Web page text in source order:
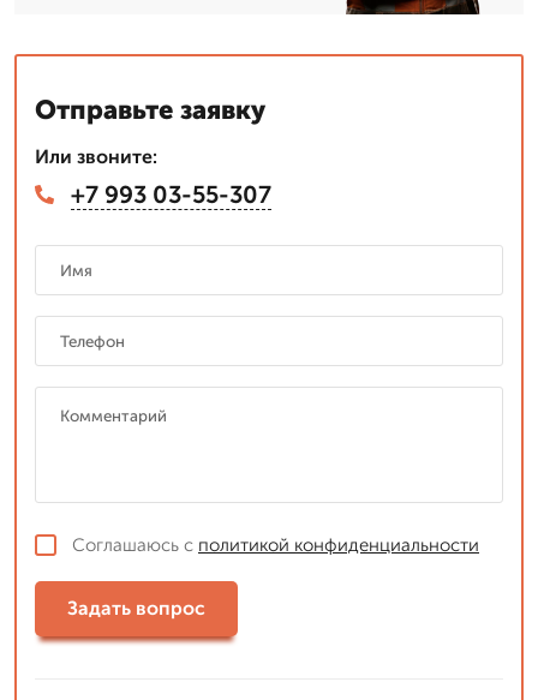
Отправьте заявку
Или звоните:
+7 993 03-55-307
Соглашаюсь с политикой конфиденциальности
Задать вопрос